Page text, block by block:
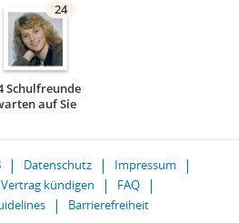
24
Schulfreunde
auf Sie
Datenschutz
Impressum
Vertrag kündigen
FAQ
Barrierefreiheit